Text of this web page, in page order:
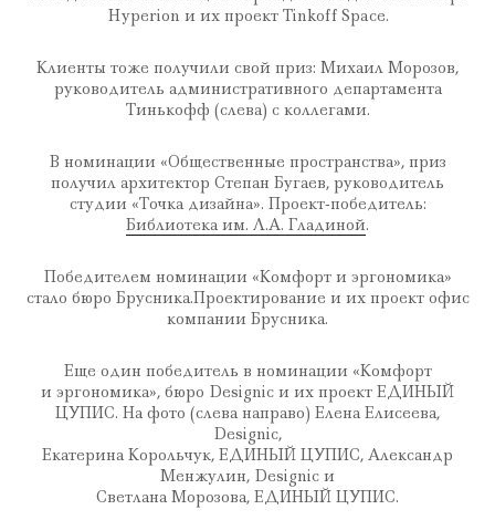
Hyperion и их проект Tinkoff Space.
Клиенты тоже получили свой приз: Михаил Морозов,
руководитель административного департамента
Тинькофф (слева) c коллегами.
В номинации «Общественные пространства», приз
получил архитектор Степан Бугаев, руководитель
студии «Точка дизайна». Проект-победитель:
Библиотека им. Л.А. Гладиной.
Победителем номинации «Комфорт и эргономика»
стало бюро Брусника.Проектирование и их проект офис
компании Брусника.
Еще один победитель в номинации «Комфорт
и эргономика», бюро Designic и их проект ЕДИНЫЙ
ЦУПИС. На фото (слева направо) Елена Елисеева,
Designic,
Екатерина Корольчук, ЕДИНЫЙ ЦУПИС, Александр
Менжулин, Designic и
Светлана Морозова, ЕДИНЫЙ ЦУПИС.